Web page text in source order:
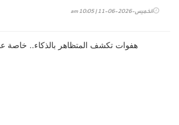
الخميس-2026-06-11 | 10:05 am